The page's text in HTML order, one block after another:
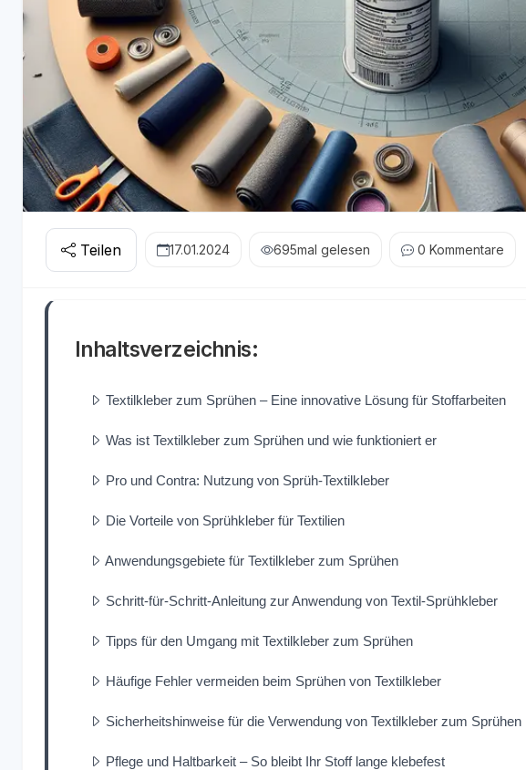
Teilen 17.01.2024 695mal gelesen 0 Kommentare
Inhaltsverzeichnis:
Textilkleber zum Sprühen – Eine innovative Lösung für Stoffarbeiten
Was ist Textilkleber zum Sprühen und wie funktioniert er
Pro und Contra: Nutzung von Sprüh-Textilkleber
Die Vorteile von Sprühkleber für Textilien
Anwendungsgebiete für Textilkleber zum Sprühen
Schritt-für-Schritt-Anleitung zur Anwendung von Textil-Sprühkleber
Tipps für den Umgang mit Textilkleber zum Sprühen
Häufige Fehler vermeiden beim Sprühen von Textilkleber
Sicherheitshinweise für die Verwendung von Textilkleber zum Sprühen
Pflege und Haltbarkeit – So bleibt Ihr Stoff lange klebefest